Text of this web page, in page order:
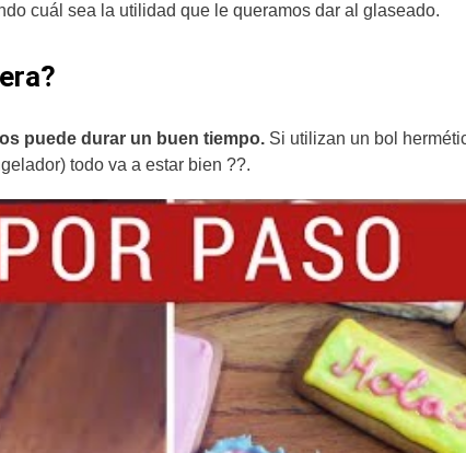
cuál sea la utilidad que le queramos dar al glaseado.
puede durar un buen tiempo. Si utilizan un bol
todo va a estar bien ??.